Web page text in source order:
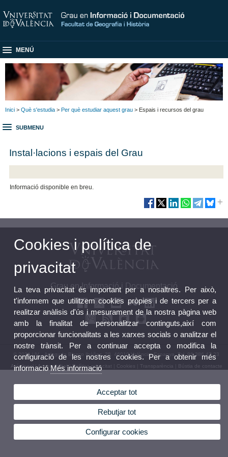
MENÚ
Inici > Què s'estudia > Per què estudiar aquest grau > Espais i recursos del grau
SUBMENU
Instal·lacions i espais del Grau
Informació disponible en breu.
Grau en Informació i Documentació
© 2026 UV. - Avinguda Blasco Ibáñez, 28. 46010 València. Espanya. Tel. 96 386 47 23
Avís legal|Accessibilitat|Política privacitat Cookies Transparència Bústia de contacte
Cookies i política de
privacitat
La teva privacitat és important per a nosaltres. Per això,
t'informem que utilitzem cookies pròpies i de tercers per a
realitzar anàlisis d'ús i mesurament de la nostra pàgina web
amb la finalitat de personalitzar continguts,així com
proporcionar funcionalitats a les xarxes socials o analitzar el
nostre trànsit. Per a continuar accepta o modifica la
configuració de les nostres cookies. Per a obtenir més
informacióMés informació
Acceptar tot
Rebutjar tot
Configurar cookies